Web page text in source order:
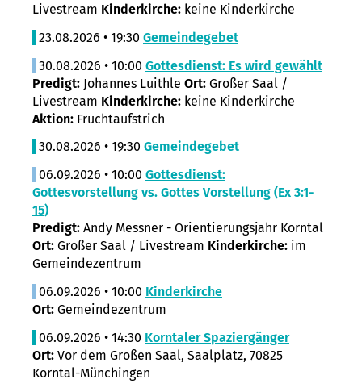
Livestream Kinderkirche: keine Kinderkirche
23.08.2026 • 19:30 Gemeindegebet
30.08.2026 • 10:00 Gottesdienst: Es wird gewählt
Predigt: Johannes Luithle Ort: Großer Saal /
Livestream Kinderkirche: keine Kinderkirche
Aktion: Fruchtaufstrich
30.08.2026 • 19:30 Gemeindegebet
06.09.2026 • 10:00 Gottesdienst:
Gottesvorstellung vs. Gottes Vorstellung (Ex 3:1-
15)
Predigt: Andy Messner - Orientierungsjahr Korntal
Ort: Großer Saal / Livestream Kinderkirche: im
Gemeindezentrum
06.09.2026 • 10:00 Kinderkirche
Ort: Gemeindezentrum
06.09.2026 • 14:30 Korntaler Spaziergänger
Ort: Vor dem Großen Saal, Saalplatz, 70825
Korntal-Münchingen